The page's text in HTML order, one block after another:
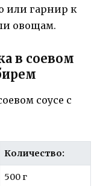
или гарнир к
овощам.
в соевом
Количество:
500 г